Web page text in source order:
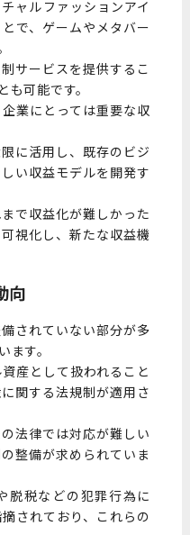
ャルファッションアイ
で、ゲームやメタバー
サービスを提供するこ
可能です。
業にとっては重要な収
に活用し、既存のビジ
い収益モデルを開発す
で収益化が難しかった
視化し、新たな収益機
向
されていない部分が多
ます。
産として扱われること
関する法規制が適用さ
法律では対応が難しい
整備が求められていま
脱税などの犯罪行為に
されており、これらの